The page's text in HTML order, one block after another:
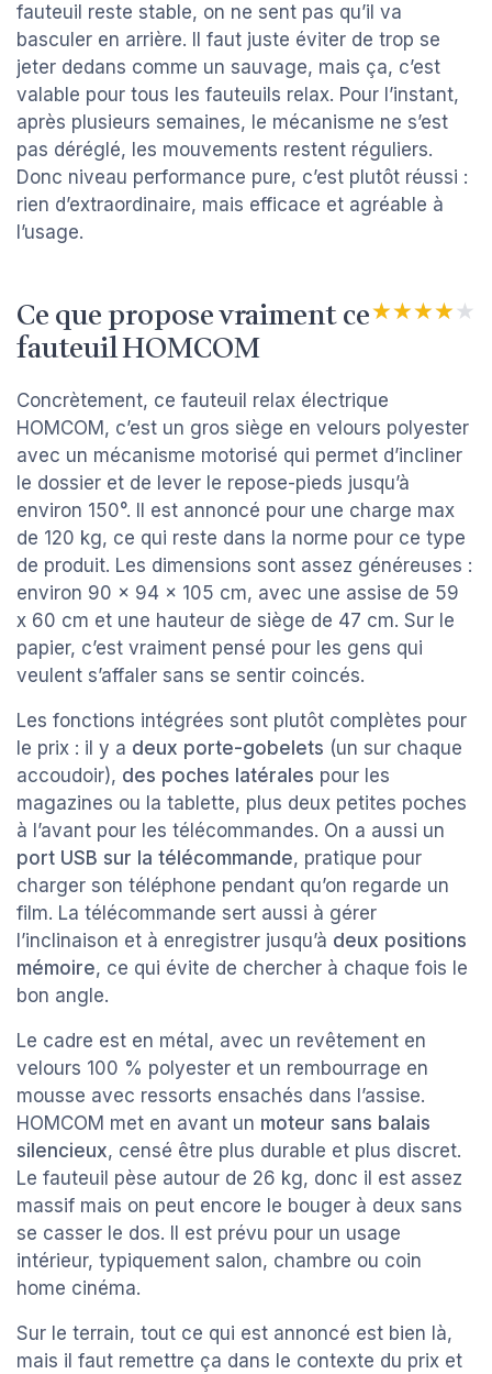
fauteuil reste stable, on ne sent pas qu’il va
basculer en arrière. Il faut juste éviter de trop se
jeter dedans comme un sauvage, mais ça, c’est
valable pour tous les fauteuils relax. Pour l’instant,
après plusieurs semaines, le mécanisme ne s’est
pas déréglé, les mouvements restent réguliers.
Donc niveau performance pure, c’est plutôt réussi :
rien d’extraordinaire, mais efficace et agréable à
l’usage.
Ce que propose vraiment ce
fauteuil HOMCOM
★★★★★
★★★★★
Concrètement, ce fauteuil relax électrique
HOMCOM, c’est un gros siège en velours polyester
avec un mécanisme motorisé qui permet d’incliner
le dossier et de lever le repose-pieds jusqu’à
environ 150°. Il est annoncé pour une charge max
de 120 kg, ce qui reste dans la norme pour ce type
de produit. Les dimensions sont assez généreuses :
environ 90 x 94 x 105 cm, avec une assise de 59
x 60 cm et une hauteur de siège de 47 cm. Sur le
papier, c’est vraiment pensé pour les gens qui
veulent s’affaler sans se sentir coincés.
Les fonctions intégrées sont plutôt complètes pour
le prix : il y a deux porte-gobelets (un sur chaque
accoudoir), des poches latérales pour les
magazines ou la tablette, plus deux petites poches
à l’avant pour les télécommandes. On a aussi un
port USB sur la télécommande, pratique pour
charger son téléphone pendant qu’on regarde un
film. La télécommande sert aussi à gérer
l’inclinaison et à enregistrer jusqu’à deux positions
mémoire, ce qui évite de chercher à chaque fois le
bon angle.
Le cadre est en métal, avec un revêtement en
velours 100 % polyester et un rembourrage en
mousse avec ressorts ensachés dans l’assise.
HOMCOM met en avant un moteur sans balais
silencieux, censé être plus durable et plus discret.
Le fauteuil pèse autour de 26 kg, donc il est assez
massif mais on peut encore le bouger à deux sans
se casser le dos. Il est prévu pour un usage
intérieur, typiquement salon, chambre ou coin
home cinéma.
Sur le terrain, tout ce qui est annoncé est bien là,
mais il faut remettre ça dans le contexte du prix et